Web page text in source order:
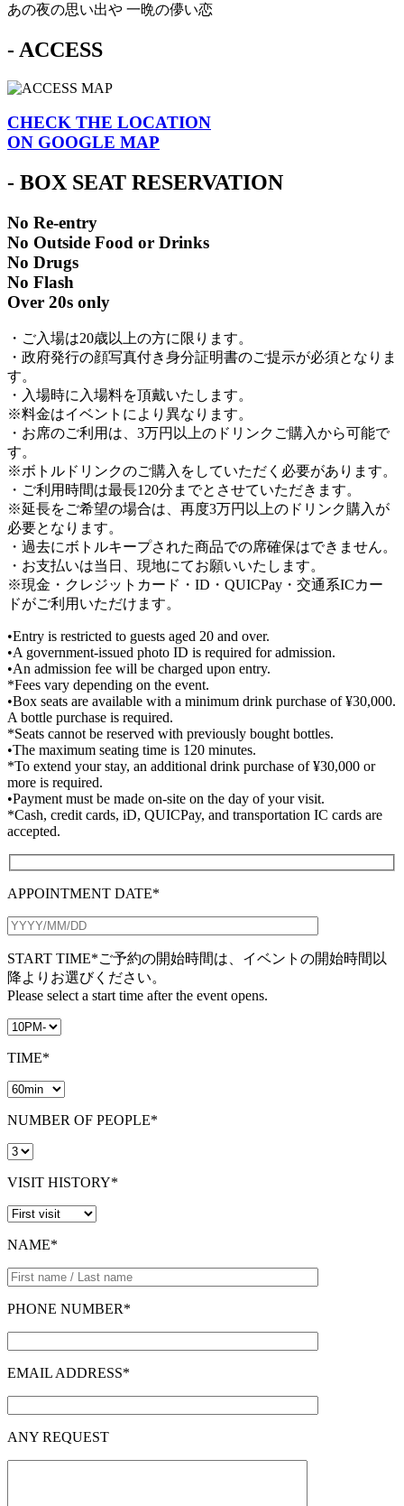
あの夜の思い出や 一晩の儚い恋
- ACCESS
CHECK THE LOCATION
ON GOOGLE MAP
- BOX SEAT RESERVATION
No Re-entry
No Outside Food or Drinks
No Drugs
No Flash
Over 20s only
・ご入場は20歳以上の方に限ります。
・政府発行の顔写真付き身分証明書のご提示が必須となりま
す。
・入場時に入場料を頂戴いたします。
※料金はイベントにより異なります。
・お席のご利用は、3万円以上のドリンクご購入から可能で
す。
※ボトルドリンクのご購入をしていただく必要があります。
・ご利用時間は最長120分までとさせていただきます。
※延長をご希望の場合は、再度3万円以上のドリンク購入が
必要となります。
・過去にボトルキープされた商品での席確保はできません。
・お支払いは当日、現地にてお願いいたします。
※現金・クレジットカード・ID・QUICPay・交通系ICカー
ドがご利用いただけます。
•Entry is restricted to guests aged 20 and over.
•A government-issued photo ID is required for admission.
•An admission fee will be charged upon entry.
*Fees vary depending on the event.
•Box seats are available with a minimum drink purchase of ¥30,000.
A bottle purchase is required.
*Seats cannot be reserved with previously bought bottles.
•The maximum seating time is 120 minutes.
*To extend your stay, an additional drink purchase of ¥30,000 or
more is required.
•Payment must be made on-site on the day of your visit.
*Cash, credit cards, iD, QUICPay, and transportation IC cards are
accepted.
APPOINTMENT DATE*
START TIME*ご予約の開始時間は、イベントの開始時間以
降よりお選びください。
Please select a start time after the event opens.
TIME*
NUMBER OF PEOPLE*
VISIT HISTORY*
NAME*
PHONE NUMBER*
EMAIL ADDRESS*
ANY REQUEST